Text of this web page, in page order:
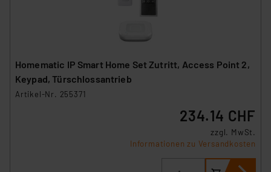
Homematic IP Smart Home Set Zutritt, Access Point 2,
Keypad, Türschlossantrieb
Artikel-Nr. 255371
234.14 CHF
zzgl. MwSt.
Informationen zu Versandkosten